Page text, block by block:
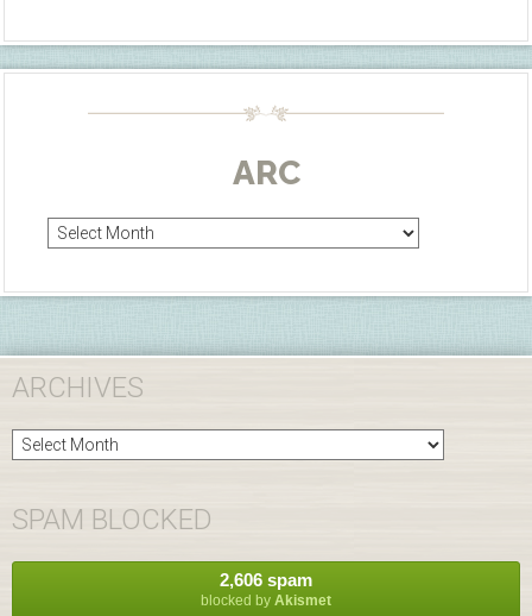
ARC
Arc
ARCHIVES
Archives
SPAM BLOCKED
2,606 spam
blocked by Akismet